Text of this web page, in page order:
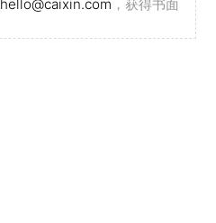
hello@caixin.com ，获得书面